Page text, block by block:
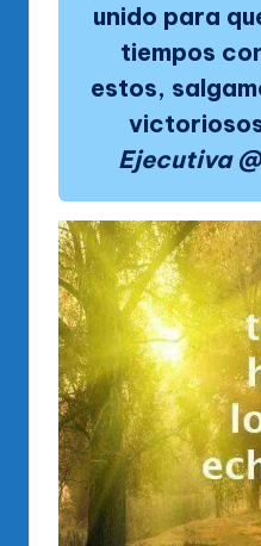
unido para
tiempos
estos,
Ejecutiva